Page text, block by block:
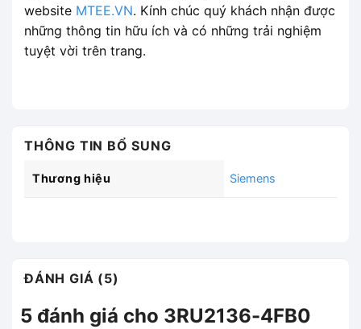
website MTEE.VN. Kính chúc quý khách nhận được
những thông tin hữu ích và có những trải nghiệm
tuyệt vời trên trang.
THÔNG TIN BỔ SUNG
Thương hiệu Siemens
ĐÁNH GIÁ (5)
5 đánh giá cho 3RU2136-4FB0